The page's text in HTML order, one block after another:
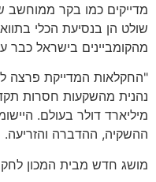
מדייקים כמו בקר ממוחשב
שולט הן בנסיעת הכלי
מהקומביינים בישראל כבר
"החקלאות המדייקת פרצה
נהנית מהשקעות חסרות
מיליארד דולר בעולם.
ההשקיה, ההדברה והזריעה.
מושג חדש מבית המכון